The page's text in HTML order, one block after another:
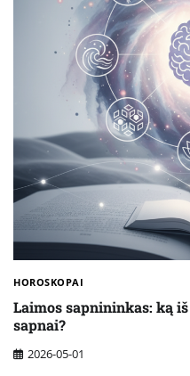
HOROSKOPAI
Laimos sapnininkas: ką
sapnai?
2026-05-01